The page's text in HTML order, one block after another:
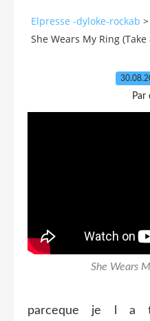
Elpresse -dyloke-rockab >
She Wears My Ring (Take
Par
She Wears
parceque je l a